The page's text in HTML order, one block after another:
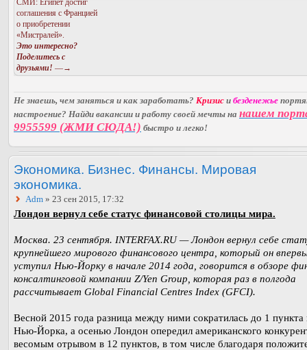
СМИ: Египет достиг
соглашения с Францией
о приобретении
«Мистралей».
Это интересно?
Поделитесь с
друзьями! —→
Не знаешь, чем заняться и как заработать? Кризис и безденежье
настроение? Найди вакансии и работу своей мечты на нашем
9955599 (ЖМИ СЮДА!) быстро и легко!
Экономика. Бизнес. Финансы. Мировая
экономика.
Adm » 23 сен 2015, 17:32
Лондон вернул себе статус финансовой столицы мира.
Москва. 23 сентября. INTERFAX.RU — Лондон вернул себе
крупнейшего мирового финансового центра, который он
уступил Нью-Йорку в начале 2014 года, говорится в обзоре
консалтинговой компании Z/Yen Group, которая раз в полгода
рассчитывает Global Financial Centres Index (GFCI).
Весной 2015 года разница между ними сократилась до 1 пункта
Нью-Йорка, а осенью Лондон опередил американского
весомым отрывом в 12 пунктов, в том числе благодаря